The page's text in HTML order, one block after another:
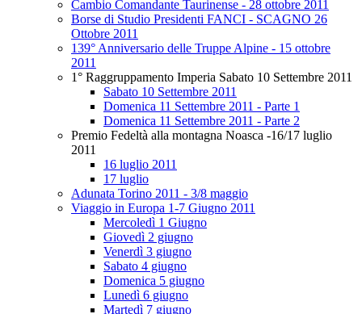
Cambio Comandante Taurinense - 28 ottobre 2011
Borse di Studio Presidenti FANCI - SCAGNO 26
Ottobre 2011
139° Anniversario delle Truppe Alpine - 15 ottobre
2011
1° Raggruppamento Imperia Sabato 10 Settembre 2011
Sabato 10 Settembre 2011
Domenica 11 Settembre 2011 - Parte 1
Domenica 11 Settembre 2011 - Parte 2
Premio Fedeltà alla montagna Noasca -16/17 luglio
2011
16 luglio 2011
17 luglio
Adunata Torino 2011 - 3/8 maggio
Viaggio in Europa 1-7 Giugno 2011
Mercoledì 1 Giugno
Giovedì 2 giugno
Venerdì 3 giugno
Sabato 4 giugno
Domenica 5 giugno
Lunedì 6 giugno
Martedì 7 giugno